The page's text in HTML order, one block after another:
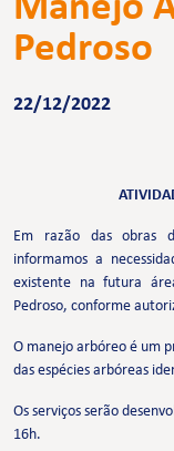
Manejo
Pedroso
22/12/2022
Em razão das obras
informamos a
existente na futura
Pedroso, conforme
O manejo arbóreo é um
das espécies arbóreas
Os serviços serão
16h.